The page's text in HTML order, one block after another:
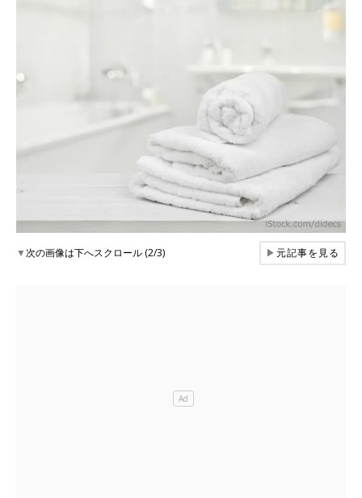
▼次の画像は下へスクロール (2/3) ▶元記事を見る